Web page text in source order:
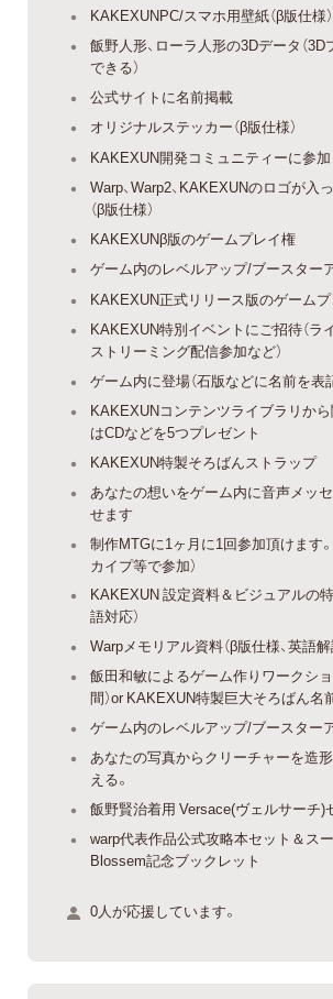
KAKEXUNPC/スマホ用壁紙（β版仕様）
飯野人形、ローラ人形の3Dデータ（
できる）
公式サイトに名前掲載
オリジナルステッカー（β版仕様）
KAKEXUN開発コミュニティーに参加
Warp、Warp2、KAKEXUNのロゴが入
（β版仕様）
KAKEXUNβ版のゲームプレイ権
ゲーム内のレベルアップ/ブースター
KAKEXUN正式リリース版のゲーム
KAKEXUN特別イベントにご招待（ラ
ストリーミング配信参加など）
ゲーム内に登場（石版などに名前を表
KAKEXUNコンテンツライブラリか
はCDなどを5つプレゼント
KAKEXUN特製そろばんストラップ
あなたの想いをゲーム内に音声メッ
せます
制作MTGに1ヶ月に1回参加頂けます
カイプ等で参加）
KAKEXUN 設定資料＆ビジュアルの
語対応）
Warpメモリアル資料（β版仕様、英語解
飯田和敏によるゲーム作りワークショ
間）or KAKEXUN特製巨大そろばん名
ゲーム内のレベルアップ/ブースター
あなたの写真からクリーチャーを造
える。
飯野賢治着用 Versace(ヴェルサーチ)
warp代表作品公式攻略本セット＆ス
Blossem記念ブックレット
0人が応援しています。